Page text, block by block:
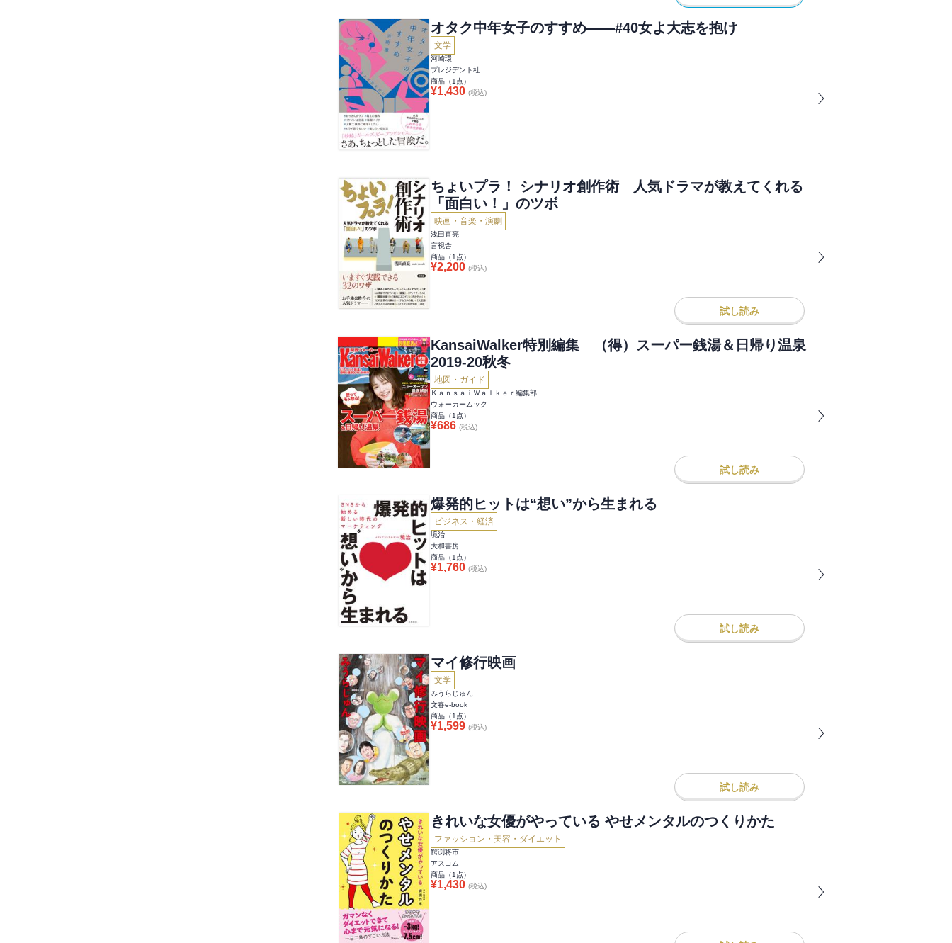
オタク中年女子のすすめ――#40女よ大志を抱け
文学
河崎環
プレジデント社
商品（1 点）
¥1,430 (税込)
ちょいプラ！ シナリオ創作術 人気ドラマが教えてくれる
「面白い！」のツボ
映画・音楽・演劇
浅田直亮
言視舎
商品（1 点）
¥2,200 (税込)
試し読み
KansaiWalker特別編集 （得）スーパー銭湯＆日帰り温泉
2019-20秋冬
地図・ガイド
ＫａｎｓａｉＷａｌｋｅｒ編集部
ウォーカームック
商品（1 点）
¥686 (税込)
試し読み
爆発的ヒットは“想い”から生まれる
ビジネス・経済
境治
大和書房
商品（1 点）
¥1,760 (税込)
試し読み
マイ修行映画
文学
みうらじゅん
文春e-book
商品（1 点）
¥1,599 (税込)
試し読み
きれいな女優がやっている やせメンタルのつくりかた
ファッション・美容・ダイエット
鰐渕将市
アスコム
商品（1 点）
¥1,430 (税込)